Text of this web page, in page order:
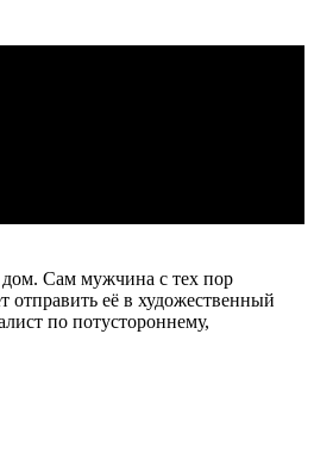
дом. Сам мужчина с тех пор
отправить её в художественный
по потустороннему,